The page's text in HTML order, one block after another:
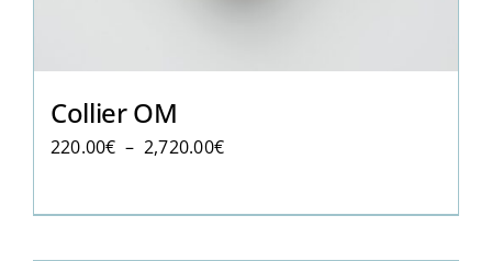
Collier OM
220.00€ – 2,720.00€Plage